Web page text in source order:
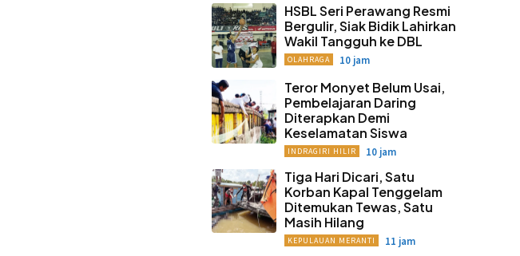
HSBL Seri Perawang Resmi
Bergulir, Siak Bidik Lahirkan
Wakil Tangguh ke DBL
OLAHRAGA 10 jam
Teror Monyet Belum Usai,
Pembelajaran Daring
Diterapkan Demi
Keselamatan Siswa
INDRAGIRI HILIR 10 jam
Tiga Hari Dicari, Satu
Korban Kapal Tenggelam
Ditemukan Tewas, Satu
Masih Hilang
KEPULAUAN MERANTI 11 jam